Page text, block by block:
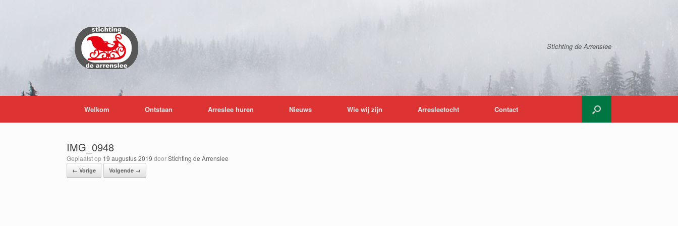
Stichting de Arrenslee
Welkom Ontstaan Arreslee huren Nieuws Wie wij zijn Arresleetocht Contact
IMG_0948
Geplaatst op 19 augustus 2019 doorStichting de Arrenslee
← Vorige Volgende →